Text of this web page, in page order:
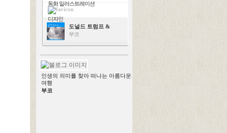
동화 일러스트레이션
디자인
도널드 트럼프 & 스칼렛 요한슨
부코
인생의 의미를 찾아 떠나는 아름다운
여행
부코